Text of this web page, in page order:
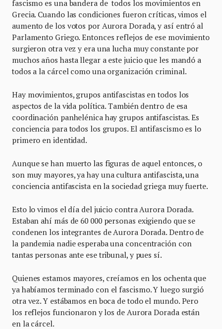
fascismo es una bandera de todos los movimientos en
Grecia. Cuando las condiciones fueron críticas, vimos el
aumento de los votos por Aurora Dorada, y así entró al
Parlamento Griego. Entonces reflejos de ese movimiento
surgieron otra vez y era una lucha muy constante por
muchos años hasta llegar a este juicio que les mandó a
todos a la cárcel como una organización criminal.
Hay movimientos, grupos antifascistas en todos los
aspectos de la vida política. También dentro de esa
coordinación panhelénica hay grupos antifascistas. Es
conciencia para todos los grupos. El antifascismo es lo
primero en identidad.
Aunque se han muerto las figuras de aquel entonces, o
son muy mayores, ya hay una cultura antifascista, una
conciencia antifascista en la sociedad griega muy fuerte.
Esto lo vimos el día del juicio contra Aurora Dorada.
Estaban ahí más de 60 000 personas exigiendo que se
condenen los integrantes de Aurora Dorada. Dentro de
la pandemia nadie esperaba una concentración con
tantas personas ante ese tribunal, y pues sí.
Quienes estamos mayores, creíamos en los ochenta que
ya habíamos terminado con el fascismo. Y luego surgió
otra vez. Y estábamos en boca de todo el mundo. Pero
los reflejos funcionaron y los de Aurora Dorada están
en la cárcel.